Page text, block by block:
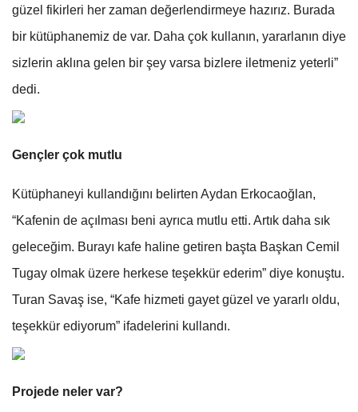
güzel fikirleri her zaman değerlendirmeye hazırız. Burada
bir kütüphanemiz de var. Daha çok kullanın, yararlanın diye
sizlerin aklına gelen bir şey varsa bizlere iletmeniz yeterli”
dedi.
Gençler çok mutlu
Kütüphaneyi kullandığını belirten Aydan Erkocaoğlan,
“Kafenin de açılması beni ayrıca mutlu etti. Artık daha sık
geleceğim. Burayı kafe haline getiren başta Başkan Cemil
Tugay olmak üzere herkese teşekkür ederim” diye konuştu.
Turan Savaş ise, “Kafe hizmeti gayet güzel ve yararlı oldu,
teşekkür ediyorum” ifadelerini kullandı.
Projede neler var?